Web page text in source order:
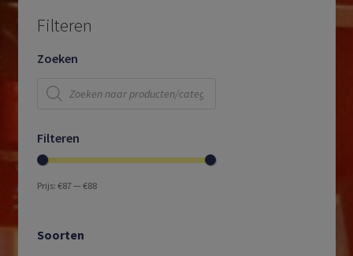
Filteren
Zoeken
Producten
zoeken
Filteren
Prijs: €87 — €88
Soorten